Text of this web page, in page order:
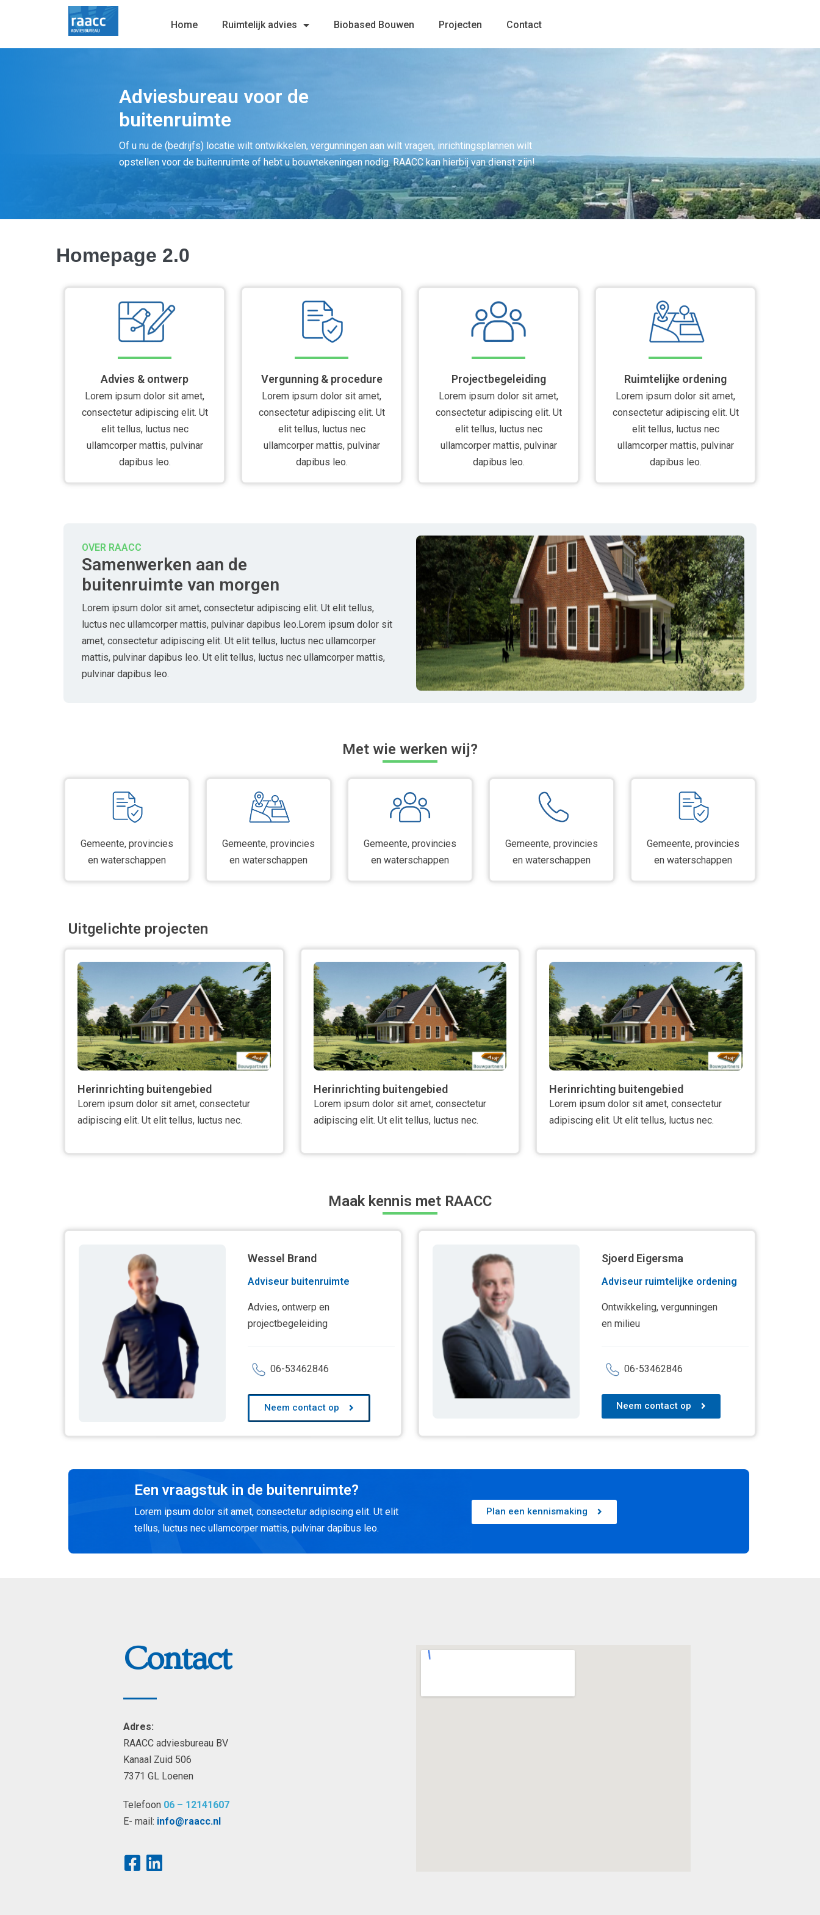
Home Ruimtelijk advies Biobased Bouwen Projecten Contact
Adviesbureau voor de
buitenruimte
Of u nu de (bedrijfs) locatie wilt ontwikkelen, vergunningen aan wilt vragen, inrichtingsplannen wilt
opstellen voor de buitenruimte of hebt u bouwtekeningen nodig. RAACC kan hierbij van dienst zijn!
Homepage 2.0
Advies & ontwerp
Lorem ipsum dolor sit amet,
consectetur adipiscing elit. Ut
elit tellus, luctus nec
ullamcorper mattis, pulvinar
dapibus leo.
Vergunning & procedure
Lorem ipsum dolor sit amet,
consectetur adipiscing elit. Ut
elit tellus, luctus nec
ullamcorper mattis, pulvinar
dapibus leo.
Projectbegeleiding
Lorem ipsum dolor sit amet,
consectetur adipiscing elit. Ut
elit tellus, luctus nec
ullamcorper mattis, pulvinar
dapibus leo.
Ruimtelijke ordening
Lorem ipsum dolor sit amet,
consectetur adipiscing elit. Ut
elit tellus, luctus nec
ullamcorper mattis, pulvinar
dapibus leo.
OVER RAACC
Samenwerken aan de
buitenruimte van morgen
Lorem ipsum dolor sit amet, consectetur adipiscing elit. Ut elit tellus,
luctus nec ullamcorper mattis, pulvinar dapibus leo.Lorem ipsum dolor sit
amet, consectetur adipiscing elit. Ut elit tellus, luctus nec ullamcorper
mattis, pulvinar dapibus leo. Ut elit tellus, luctus nec ullamcorper mattis,
pulvinar dapibus leo.
Met wie werken wij?
Gemeente, provincies
en waterschappen
Gemeente, provincies
en waterschappen
Gemeente, provincies
en waterschappen
Gemeente, provincies
en waterschappen
Gemeente, provincies
en waterschappen
Uitgelichte projecten
Herinrichting buitengebied
Lorem ipsum dolor sit amet, consectetur
adipiscing elit. Ut elit tellus, luctus nec.
Herinrichting buitengebied
Lorem ipsum dolor sit amet, consectetur
adipiscing elit. Ut elit tellus, luctus nec.
Herinrichting buitengebied
Lorem ipsum dolor sit amet, consectetur
adipiscing elit. Ut elit tellus, luctus nec.
Maak kennis met RAACC
Wessel Brand
Adviseur buitenruimte
Advies, ontwerp en
projectbegeleiding
06-53462846
Neem contact op
Sjoerd Eigersma
Adviseur ruimtelijke ordening
Ontwikkeling, vergunningen
en milieu
06-53462846
Neem contact op
Een vraagstuk in de buitenruimte?
Lorem ipsum dolor sit amet, consectetur adipiscing elit. Ut elit
tellus, luctus nec ullamcorper mattis, pulvinar dapibus leo.
Plan een kennismaking
Contact
Adres:
RAACC adviesbureau BV
Kanaal Zuid 506
7371 GL Loenen
Telefoon 06 – 12141607
E- mail: info@raacc.nl